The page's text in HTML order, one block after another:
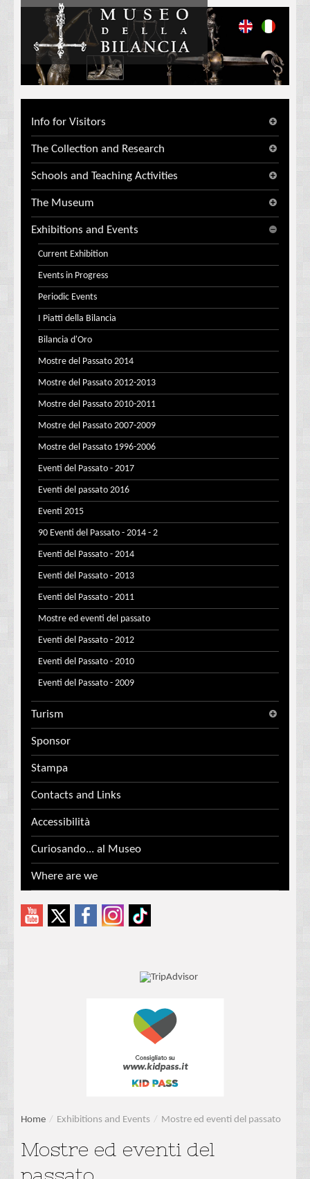
Info for Visitors
The Collection and Research
Schools and Teaching Activities
The Museum
Exhibitions and Events
Current Exhibition
Events in Progress
Periodic Events
I Piatti della Bilancia
Bilancia d'Oro
Mostre del Passato 2014
Mostre del Passato 2012-2013
Mostre del Passato 2010-2011
Mostre del Passato 2007-2009
Mostre del Passato 1996-2006
Eventi del Passato - 2017
Eventi del passato 2016
Eventi 2015
90 Eventi del Passato - 2014 - 2
Eventi del Passato - 2014
Eventi del Passato - 2013
Eventi del Passato - 2011
Mostre ed eventi del passato
Eventi del Passato - 2012
Eventi del Passato - 2010
Eventi del Passato - 2009
Turism
Sponsor
Stampa
Contacts and Links
Accessibilità
Curiosando... al Museo
Where are we
Home / Exhibitions and Events / Mostre ed eventi del passato
Mostre ed eventi del